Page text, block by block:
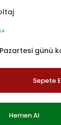
günü
Sepete
Hemen Al